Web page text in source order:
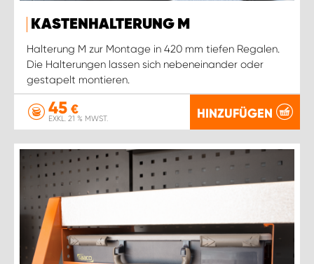
KASTENHALTERUNG M
Halterung M zur Montage in 420 mm tiefen Regalen.
Die Halterungen lassen sich nebeneinander oder
gestapelt montieren.
45 €
EXKL. 21 % MWST. HINZUFÜGEN